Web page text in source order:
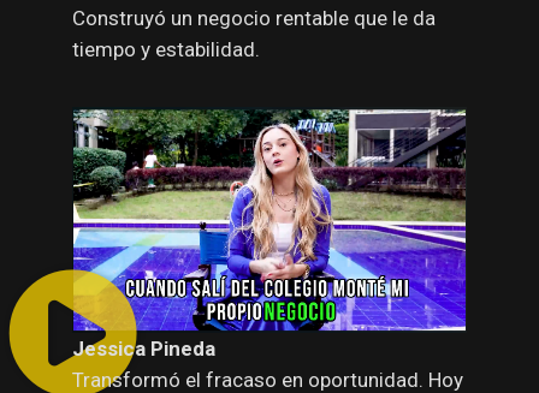
Construyó un negocio rentable que le da
tiempo y estabilidad.
Jessica Pineda
Transformó el fracaso en oportunidad. Hoy